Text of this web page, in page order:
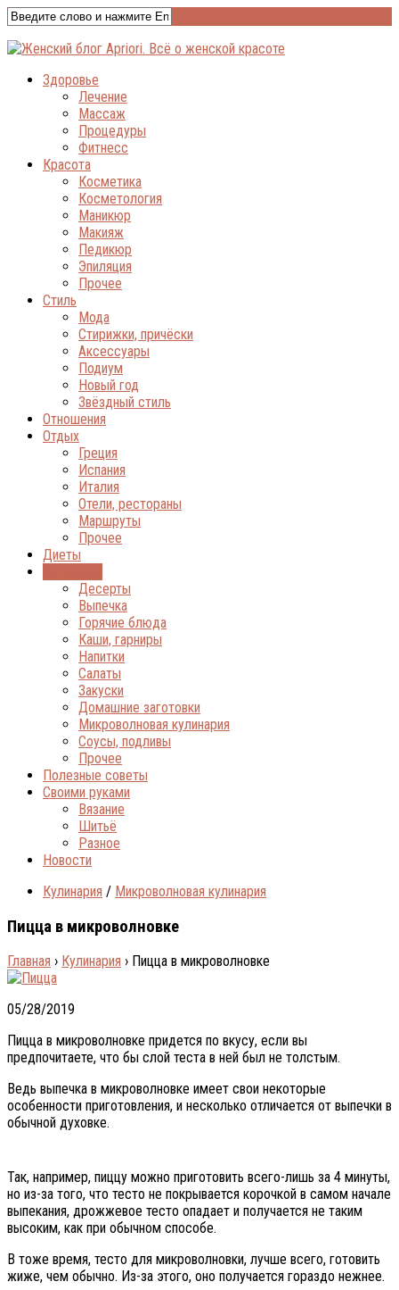
Здоровье
Лечение
Массаж
Процедуры
Фитнесс
Красота
Косметика
Косметология
Маникюр
Макияж
Педикюр
Эпиляция
Прочее
Стиль
Мода
Стирижки, причёски
Аксессуары
Подиум
Новый год
Звёздный стиль
Отношения
Отдых
Греция
Испания
Италия
Отели, рестораны
Маршруты
Прочее
Диеты
Десерты
Выпечка
Горячие блюда
Каши, гарниры
Напитки
Салаты
Закуски
Домашние заготовки
Микроволновая кулинария
Соусы, подливы
Прочее
Полезные советы
Своими руками
Вязание
Шитьё
Разное
Новости
Кулинария / Микроволновая кулинария
Пицца в микроволновке
Главная › Кулинария › Пицца в микроволновке
05/28/2019
Пицца в микроволновке придется по вкусу, если вы
предпочитаете, что бы слой теста в ней был не толстым.
Ведь выпечка в микроволновке имеет свои некоторые
особенности приготовления, и несколько отличается от выпечки в
обычной духовке.
Так, например, пиццу можно приготовить всего-лишь за 4 минуты,
но из-за того, что тесто не покрывается корочкой в самом начале
выпекания, дрожжевое тесто опадает и получается не таким
высоким, как при обычном способе.
В тоже время, тесто для микроволновки, лучше всего, готовить
жиже, чем обычно. Из-за этого, оно получается гораздо нежнее.